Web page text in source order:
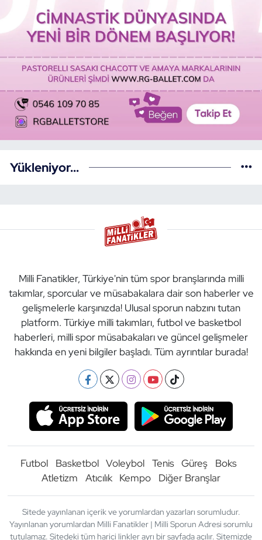
Yükleniyor...
Milli Fanatikler, Türkiye'nin tüm spor branşlarında milli
takımlar, sporcular ve müsabakalara dair son haberler ve
gelişmelerle karşınızda! Ulusal sporun nabzını tutan
platform. Türkiye milli takımları, futbol ve basketbol
haberleri, milli spor müsabakaları ve güncel gelişmeler
hakkında en yeni bilgiler başladı. Tüm ayrıntılar burada!
Futbol Basketbol Voleybol Tenis Güreş
Boks
Atletizm
Atıcılık Kempo Diğer Branşlar
Sitede yayınlanan içerik ve yorumlardan yazarları sorumludur.
Yayınlanan yorumlardan Milli Fanatikler | Milli Sporun Adresi sorumlu
tutulamaz. Sitedeki tüm harici linkler ayrı bir sayfada açılır. Sitemizde